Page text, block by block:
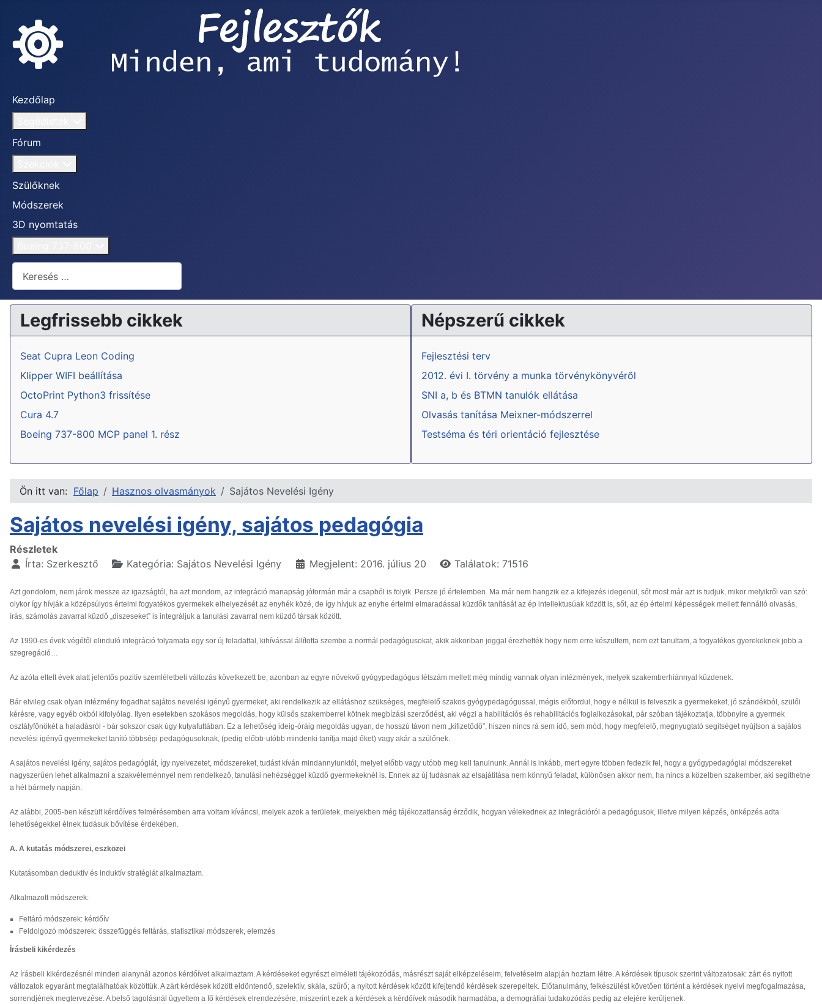
Kezdőlap
Fórum
Szülőknek
Módszerek
3D nyomtatás
Keresés...
Legfrissebb cikkek
Seat Cupra Leon Coding
Klipper WIFI beállítása
OctoPrint Python3 frissítése
Cura 4.7
Boeing 737-800 MCP panel 1. rész
Népszerű cikkek
Fejlesztési terv
2012. évi I. törvény a munka törvénykönyvéről
SNI a, b és BTMN tanulók ellátása
Olvasás tanítása Meixner-módszerrel
Testséma és téri orientáció fejlesztése
Ön itt van: Főlap Hasznos olvasmányok Sajátos Nevelési Igény
Sajátos nevelési igény, sajátos pedagógia
Részletek
Írta: Szerkesztő Kategória: Sajátos Nevelési Igény Megjelent: 2016. július 20 Találatok: 71516
Azt gondolom, nem járok messze az igazságtól, ha azt mondom, az integráció manapság jóformán már a csapból is folyik. Persze jó értelemben. Ma már nem hangzik ez a kifejezés idegenül, sőt most már azt is tudjuk, mikor melyikről van szó:
olykor így hívják a középsúlyos értelmi fogyatékos gyermekek elhelyezését az enyhék közé, de így hívjuk az enyhe értelmi elmaradással küzdők tanítását az ép intellektusúak között is, sőt, az ép értelmi képességek mellett fennálló olvasás,
írás, számolás zavarral küzdő „diszeseket” is integráljuk a tanulási zavarral nem küzdő társak között.
Az 1990-es évek végétől elinduló integráció folyamata egy sor új feladattal, kihívással állította szembe a normál pedagógusokat, akik akkoriban joggal érezhették hogy nem erre készültem, nem ezt tanultam, a fogyatékos gyerekeknek jobb a
szegregáció…
Az azóta eltelt évek alatt jelentős pozitív szemléletbeli változás következett be, azonban az egyre növekvő gyógypedagógus létszám mellett még mindig vannak olyan intézmények, melyek szakemberhiánnyal küzdenek.
Bár elvileg csak olyan intézmény fogadhat sajátos nevelési igényű gyermeket, aki rendelkezik az ellátáshoz szükséges, megfelelő szakos gyógypedagógussal, mégis előfordul, hogy e nélkül is felveszik a gyermekeket, jó szándékból, szülői
kérésre, vagy egyéb okból kifolyólag. Ilyen esetekben szokásos megoldás, hogy külsős szakemberrel kötnek megbízási szerződést, aki végzi a habilitációs és rehabilitációs foglalkozásokat, pár szóban tájékoztatja, többnyire a gyermek
osztályfőnökét a haladásról - bár sokszor csak úgy kutyafuttában. Ez a lehetőség ideig-óráig megoldás ugyan, de hosszú távon nem „kifizetődő”, hiszen nincs rá sem idő, sem mód, hogy megfelelő, megnyugtató segítséget nyújtson a sajátos
nevelési igényű gyermekeket tanító többségi pedagógusoknak, (pedig előbb-utóbb mindenki tanítja majd őket) vagy akár a szülőnek.
A sajátos nevelési igény, sajátos pedagógiát, így nyelvezetet, módszereket, tudást kíván mindannyiunktól, melyet előbb vagy utóbb meg kell tanulnunk. Annál is inkább, mert egyre többen fedezik fel, hogy a gyógypedagógiai módszereket
nagyszerűen lehet alkalmazni a szakvéleménnyel nem rendelkező, tanulási nehézséggel küzdő gyermekeknél is. Ennek az új tudásnak az elsajátítása nem könnyű feladat, különösen akkor nem, ha nincs a közelben szakember, aki segíthetne
a hét bármely napján.
Az alábbi, 2005-ben készült kérdőíves felmérésemben arra voltam kíváncsi, melyek azok a területek, melyekben még tájékozatlanság érződik, hogyan vélekednek az integrációról a pedagógusok, illetve milyen képzés, önképzés adta
lehetőségekkel élnek tudásuk bővítése érdekében.
A. A kutatás módszerei, eszközei
Kutatásomban deduktív és induktív stratégiát alkalmaztam.
Alkalmazott módszerek:
Feltáró módszerek: kérdőív
Feldolgozó módszerek: összefüggés feltárás, statisztikai módszerek, elemzés
Írásbeli kikérdezés
Az írásbeli kikérdezésnél minden alanynál azonos kérdőívet alkalmaztam. A kérdéseket egyrészt elméleti tájékozódás, másrészt saját elképzeléseim, felvetéseim alapján hoztam létre. A kérdések típusok szerint változatosak: zárt és nyitott
változatok egyaránt megtalálhatóak közöttük. A zárt kérdések között eldöntendő, szelektív, skála, szűrő; a nyitott kérdések között kifejtendő kérdések szerepeltek. Előtanulmány, felkészülést követően történt a kérdések nyelvi megfogalmazása,
sorrendjének megtervezése. A belső tagolásnál ügyeltem a fő kérdések elrendezésére, miszerint ezek a kérdések a kérdőívek második harmadába, a demográfiai tudakozódás pedig az elejére kerüljenek.